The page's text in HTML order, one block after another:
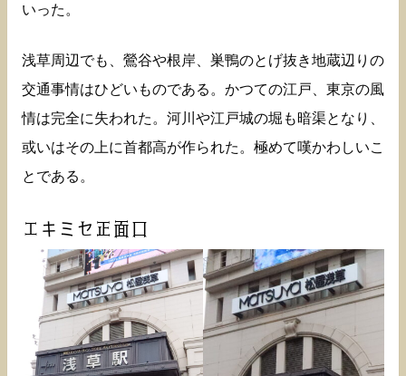
いった。
浅草周辺でも、鶯谷や根岸、巣鴨のとげ抜き地蔵辺りの
交通事情はひどいものである。かつての江戸、東京の風
情は完全に失われた。河川や江戸城の堀も暗渠となり、
或いはその上に首都高が作られた。極めて嘆かわしいこ
とである。
エキミセ正面口